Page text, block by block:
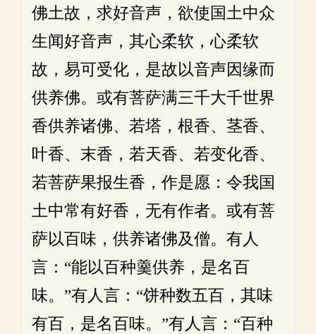
佛土故，求好音声，欲使国土中众
生闻好音声，其心柔软，心柔软
故，易可受化，是故以音声因缘而
供养佛。或有菩萨满三千大千世界
香供养诸佛、若塔，根香、茎香、
叶香、末香，若天香、若变化香、
若菩萨果报生香，作是愿：令我国
土中常有好香，无有作者。或有菩
萨以百味，供养诸佛及僧。有人
言：“能以百种羹供养，是名百
味。”有人言：“饼种数五百，其味
有百，是名百味。”有人言：“百种